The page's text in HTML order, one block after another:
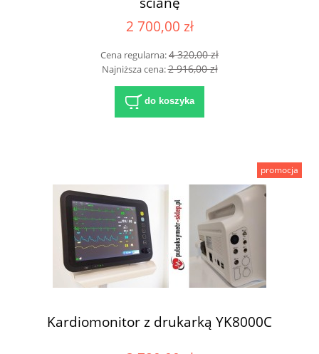
2 700,00 zł
Cena regularna:4 320,00 zł
Najniższa cena:2 916,00 zł
do koszyka
Kardiomonitor z drukarką YK8000C
promocja